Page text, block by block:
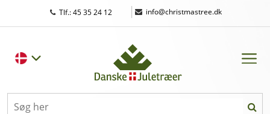
Tlf.: 45 35 24 12 | info@christmastree.dk